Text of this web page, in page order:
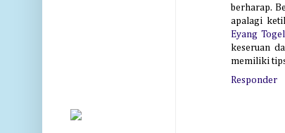
berharap.
apalagi
Eyang Togel
keseruan
memiliki
Responder